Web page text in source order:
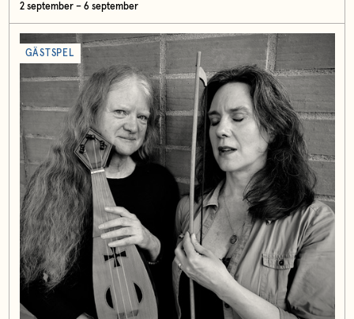
2 september – 6 september
GÄSTSPEL